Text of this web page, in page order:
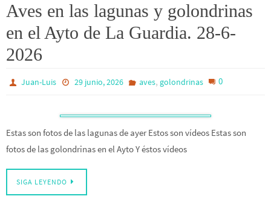
Aves en las lagunas y golondrinas
en el Ayto de La Guardia. 28-6-
2026
Juan-Luis 29 junio, 2026 aves, golondrinas 0
Estas son fotos de las lagunas de ayer Estos son vídeos Estas son
fotos de las golondrinas en el Ayto Y éstos vídeos
SIGA LEYENDO